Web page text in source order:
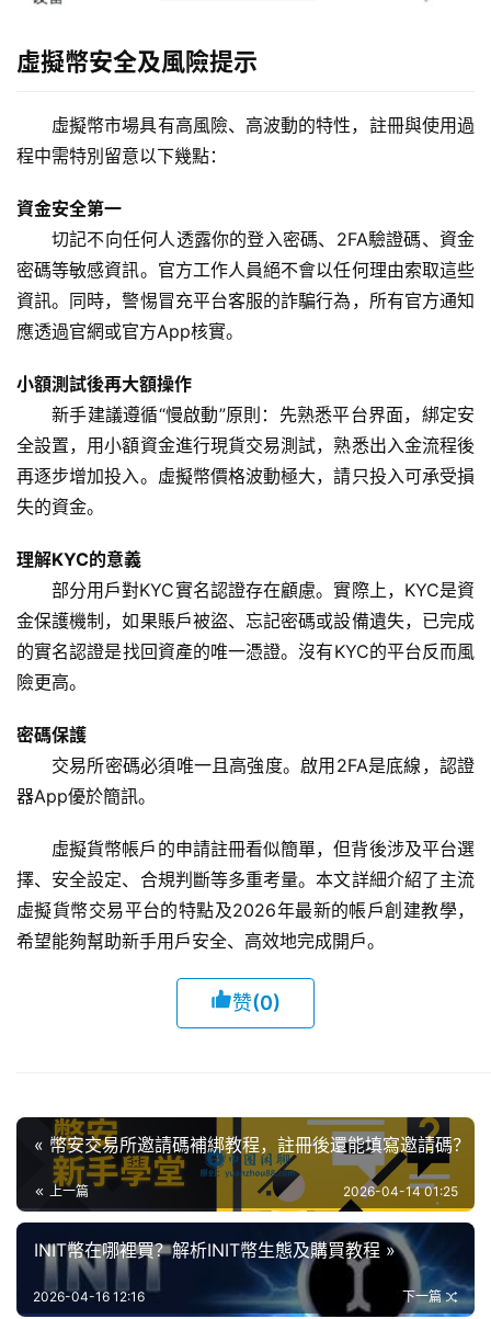
虛擬幣安全及風險提示
虛擬幣市場具有高風險、高波動的特性，註冊與使用過
程中需特別留意以下幾點：
資金安全第一
切記不向任何人透露你的登入密碼、2FA驗證碼、資金
密碼等敏感資訊。官方工作人員絕不會以任何理由索取這些
資訊。同時，警惕冒充平台客服的詐騙行為，所有官方通知
應透過官網或官方App核實。
小額測試後再大額操作
新手建議遵循“慢啟動”原則：先熟悉平台界面，綁定安
全設置，用小額資金進行現貨交易測試，熟悉出入金流程後
再逐步增加投入。虛擬幣價格波動極大，請只投入可承受損
失的資金。
理解KYC的意義
部分用戶對KYC實名認證存在顧慮。實際上，KYC是資
金保護機制，如果賬戶被盜、忘記密碼或設備遺失，已完成
的實名認證是找回資產的唯一憑證。沒有KYC的平台反而風
險更高。
密碼保護
交易所密碼必須唯一且高強度。啟用2FA是底線，認證
器App優於簡訊。
虛擬貨幣帳戶的申請註冊看似簡單，但背後涉及平台選
擇、安全設定、合規判斷等多重考量。本文詳細介紹了主流
虛擬貨幣交易平台的特點及2026年最新的帳戶創建教學，
希望能夠幫助新手用戶安全、高效地完成開戶。
赞(0)
« 幣安交易所邀請碼補綁教程，註冊後還能填寫邀請碼？
上一篇 2026-04-14 01:25
INIT幣在哪裡買？解析INIT幣生態及購買教程 »
下一篇
2026-04-16 12:16